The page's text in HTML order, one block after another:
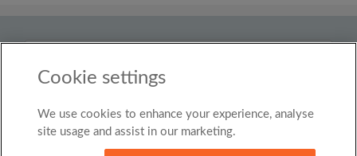
Luxembourg
© Roomgo Limited 2025 - 21 Market Place, Stockport,
United Kingdom, SK1 1EU
Cookie settings
We use cookies to enhance your experience, analyse
site usage and assist in our marketing.